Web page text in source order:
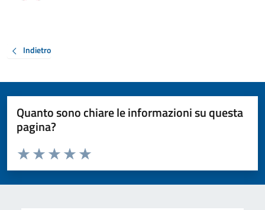
Indietro
Quanto sono chiare le informazioni su questa
pagina?
Valuta da 1 a 5 stelle la pagina
Valuta 5 stelle su 5
Valuta 4 stelle su 5
Valuta 3 stelle su 5
Valuta 2 stelle su 5
Valuta 1 stelle su 5